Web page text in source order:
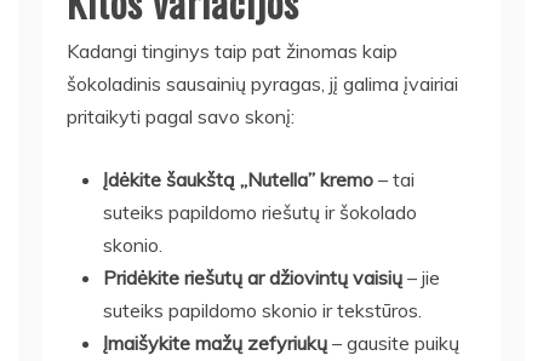
Kadangi tinginys taip pat žinomas kaip
šokoladinis sausainių pyragas, jį galima įvairiai
pritaikyti pagal savo skonį:
Įdėkite šaukštą „Nutella” kremo – tai
suteiks papildomo riešutų ir šokolado
skonio.
Pridėkite riešutų ar džiovintų vaisių – jie
suteiks papildomo skonio ir tekstūros.
Įmaišykite mažų zefyriukų – gausite puikų